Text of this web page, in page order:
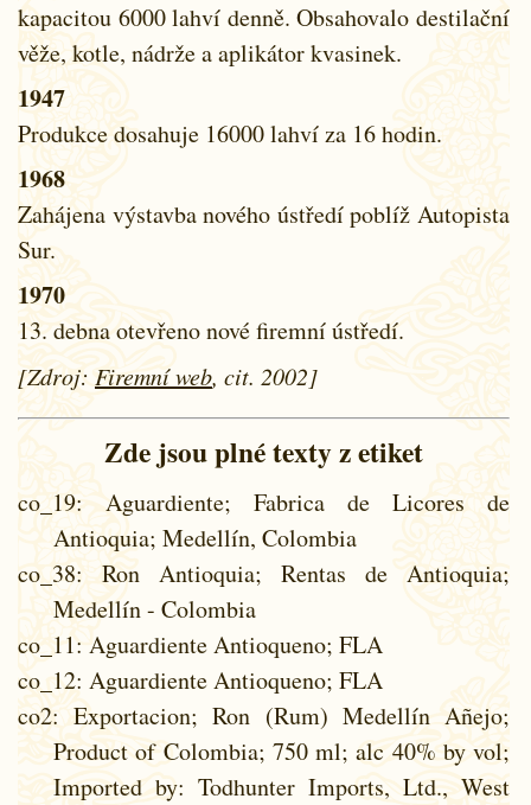
kapacitou 6000 lahví denně. Obsahovalo destilační
věže, kotle, nádrže a aplikátor kvasinek.
1947
Produkce dosahuje 16000 lahví za 16 hodin.
1968
Zahájena výstavba nového ústředí poblíž Autopista
Sur.
1970
13. debna otevřeno nové firemní ústředí.
[Zdroj: Firemní web, cit. 2002]
Zde jsou plné texty z etiket
co_19: Aguardiente; Fabrica de Licores de
Antioquia; Medellín, Colombia
co_38: Ron Antioquia; Rentas de Antioquia;
Medellín - Colombia
co_11: Aguardiente Antioqueno; FLA
co_12: Aguardiente Antioqueno; FLA
co2: Exportacion; Ron (Rum) Medellín Añejo;
Product of Colombia; 750 ml; alc 40% by vol;
Imported by: Todhunter Imports, Ltd., West